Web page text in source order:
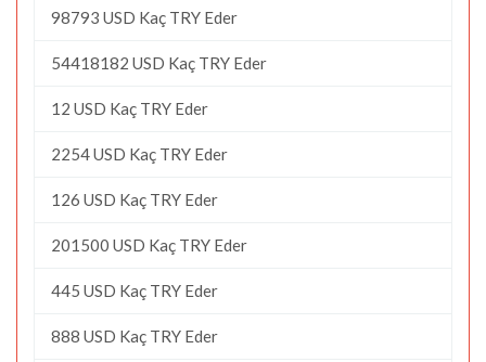
98793 USD Kaç TRY Eder
54418182 USD Kaç TRY Eder
12 USD Kaç TRY Eder
2254 USD Kaç TRY Eder
126 USD Kaç TRY Eder
201500 USD Kaç TRY Eder
445 USD Kaç TRY Eder
888 USD Kaç TRY Eder